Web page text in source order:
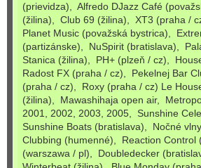
(prievidza), Alfredo DJazz Café
(žilina), Club 69 (žilina), XT3 (praha /
Planet Music (považská bystrica),
(partizánske), NuSpirit (bratislava),
Stanica (žilina), PH+ (plzeň / cz),
Radost FX (praha / cz), Pekelnej Bar
(praha / cz), Roxy (praha / cz) Le
(žilina), Mawashihaja open air,
2001, 2002, 2003, 2005, Sunshine
Sunshine Boats (bratislava), Nočné
Clubbing (humenné), Reaction Control
(warszawa / pl), Doubledecker